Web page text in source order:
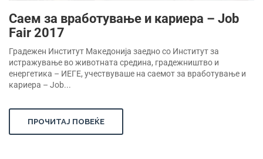
Саем за вработување и кариера – Job
Fair 2017
Градежен Институт Македонија заедно со Институт за
истражување во животната средина, градежништво и
енергетика – ИЕГЕ, учествуваше на саемот за вработување и
кариера – Job...
ПРОЧИТАЈ ПОВЕЌЕ